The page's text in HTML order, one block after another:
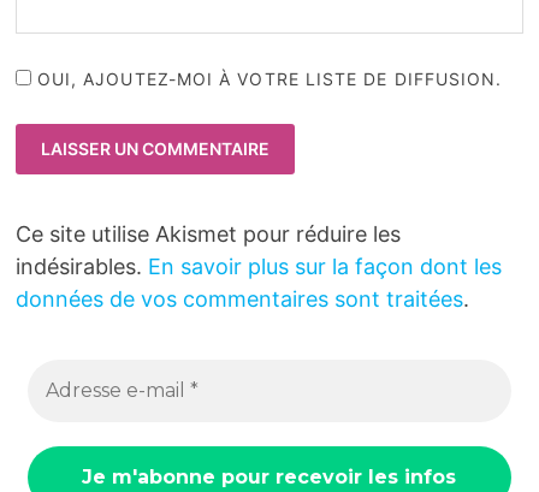
OUI, AJOUTEZ-MOI À VOTRE LISTE DE DIFFUSION.
Ce site utilise Akismet pour réduire les
indésirables. En savoir plus sur la façon dont les
données de vos commentaires sont traitées.